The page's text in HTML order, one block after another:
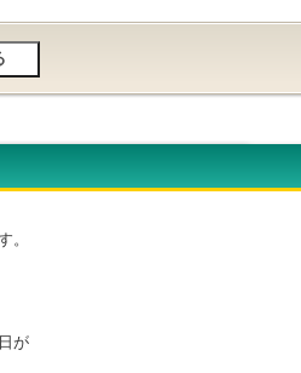
。
が